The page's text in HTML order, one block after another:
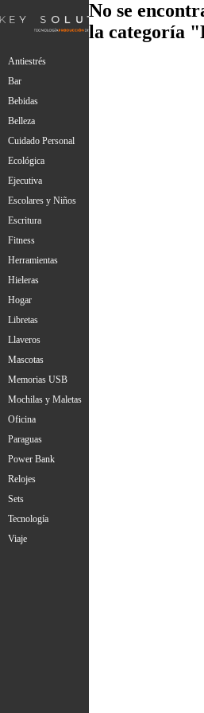
Antiestrés
Bar
Bebidas
Belleza
Cuidado Personal
Ecológica
Ejecutiva
Escolares y Niños
Escritura
Fitness
Herramientas
Hieleras
Hogar
Libretas
Llaveros
Mascotas
Memorias USB
Mochilas y Maletas
Oficina
Paraguas
Power Bank
Relojes
Sets
Tecnología
Viaje
No se
la categoría